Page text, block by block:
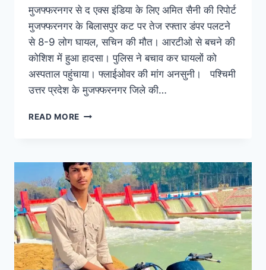
मुजफ्फरनगर से द एक्स इंडिया के लिए अमित सैनी की रिपोर्ट
मुजफ्फरनगर के बिलासपुर कट पर तेज रफ्तार डंपर पलटने
से 8-9 लोग घायल, सचिन की मौत। आरटीओ से बचने की
कोशिश में हुआ हादसा। पुलिस ने बचाव कर घायलों को
अस्पताल पहुंचाया। फ्लाईओवर की मांग अनसुनी। पश्चिमी
उत्तर प्रदेश के मुजफ्फरनगर जिले की…
READ MORE